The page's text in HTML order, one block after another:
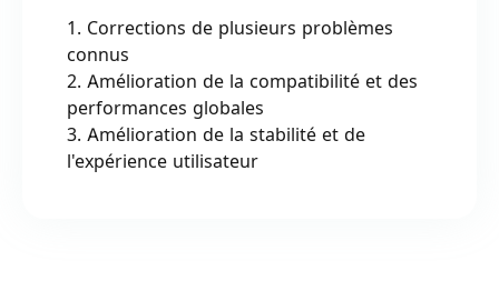
1. Corrections de plusieurs problèmes
connus
2. Amélioration de la compatibilité et des
performances globales
3. Amélioration de la stabilité et de
l'expérience utilisateur